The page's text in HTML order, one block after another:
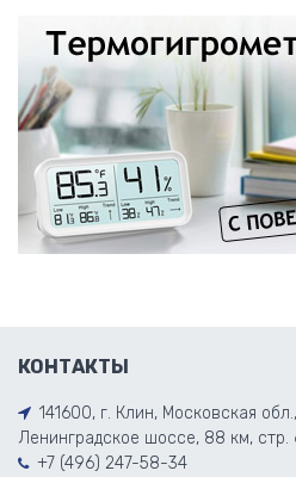
КОНТАКТЫ
141600, г. Клин, Московская обл.,
Ленинградское шоссе, 88 км,
+7 (496) 247-58-34